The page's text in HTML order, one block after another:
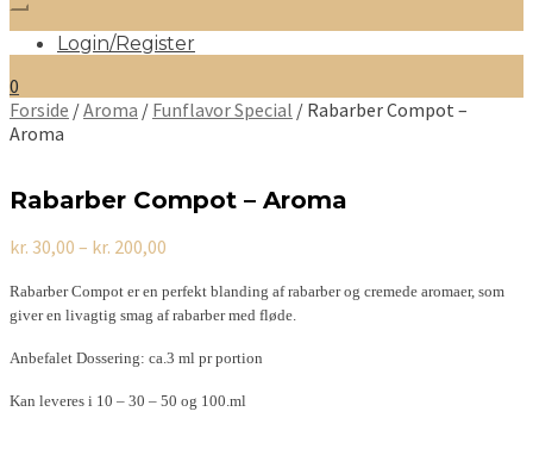
Login/Register
0
Forside /Aroma / Funflavor Special / Rabarber Compot –
Aroma
Rabarber Compot – Aroma
kr. 30,00 – kr. 200,00
til
kr. 200,00
Rabarber Compot er en perfekt blanding af rabarber og cremede aromaer, som
giver en livagtig smag af rabarber med fløde.
Anbefalet Dossering: ca.3 ml pr portion
Kan leveres i 10 – 30 – 50 og 100.ml